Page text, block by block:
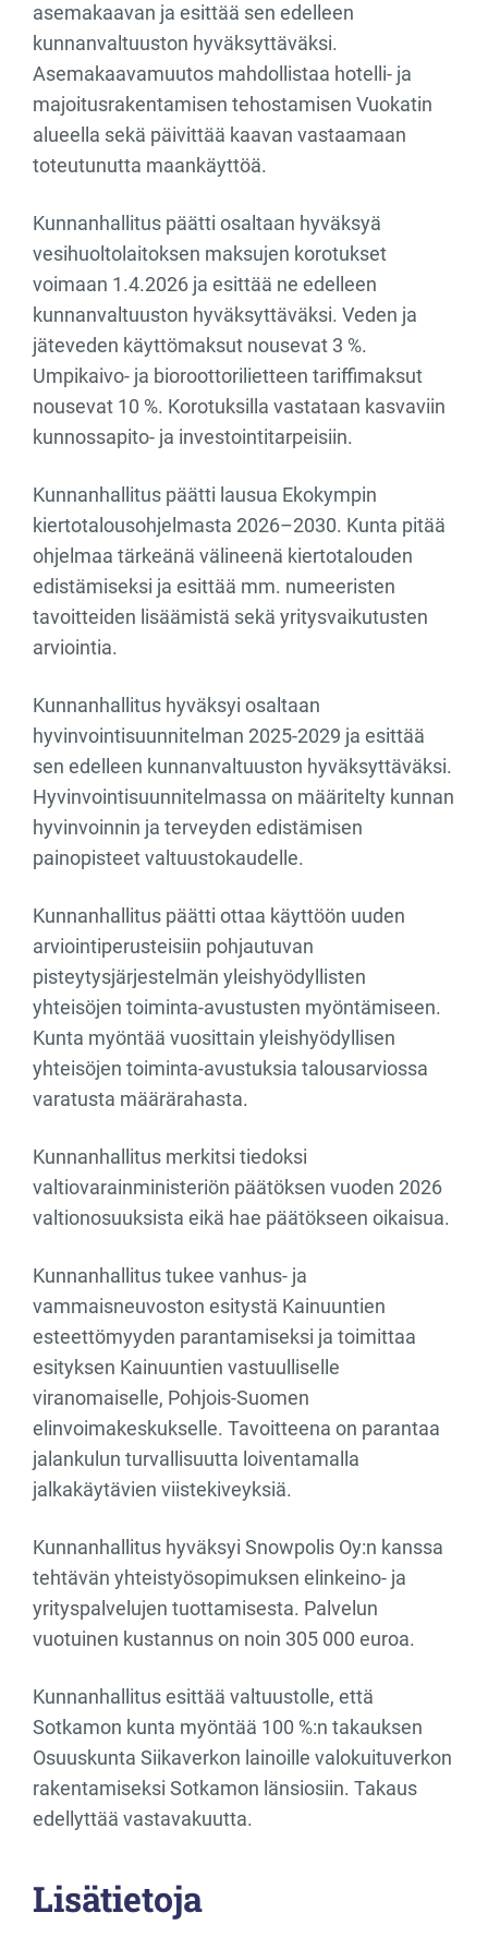
asemakaavan ja esittää sen edelleen
kunnanvaltuuston hyväksyttäväksi.
Asemakaavamuutos mahdollistaa hotelli- ja
majoitusrakentamisen tehostamisen Vuokatin
alueella sekä päivittää kaavan vastaamaan
toteutunutta maankäyttöä.
Kunnanhallitus päätti osaltaan hyväksyä
vesihuoltolaitoksen maksujen korotukset
voimaan 1.4.2026 ja esittää ne edelleen
kunnanvaltuuston hyväksyttäväksi. Veden ja
jäteveden käyttömaksut nousevat 3 %.
Umpikaivo- ja bioroottorilietteen tariffimaksut
nousevat 10 %. Korotuksilla vastataan kasvaviin
kunnossapito- ja investointitarpeisiin.
Kunnanhallitus päätti lausua Ekokympin
kiertotalousohjelmasta 2026–2030. Kunta pitää
ohjelmaa tärkeänä välineenä kiertotalouden
edistämiseksi ja esittää mm. numeeristen
tavoitteiden lisäämistä sekä yritysvaikutusten
arviointia.
Kunnanhallitus hyväksyi osaltaan
hyvinvointisuunnitelman 2025-2029 ja esittää
sen edelleen kunnanvaltuuston hyväksyttäväksi.
Hyvinvointisuunnitelmassa on määritelty kunnan
hyvinvoinnin ja terveyden edistämisen
painopisteet valtuustokaudelle.
Kunnanhallitus päätti ottaa käyttöön uuden
arviointiperusteisiin pohjautuvan
pisteytysjärjestelmän yleishyödyllisten
yhteisöjen toiminta-avustusten myöntämiseen.
Kunta myöntää vuosittain yleishyödyllisen
yhteisöjen toiminta-avustuksia talousarviossa
varatusta määrärahasta.
Kunnanhallitus merkitsi tiedoksi
valtiovarainministeriön päätöksen vuoden 2026
valtionosuuksista eikä hae päätökseen oikaisua.
Kunnanhallitus tukee vanhus- ja
vammaisneuvoston esitystä Kainuuntien
esteettömyyden parantamiseksi ja toimittaa
esityksen Kainuuntien vastuulliselle
viranomaiselle, Pohjois-Suomen
elinvoimakeskukselle. Tavoitteena on parantaa
jalankulun turvallisuutta loiventamalla
jalkakäytävien viistekiveyksiä.
Kunnanhallitus hyväksyi Snowpolis Oy:n kanssa
tehtävän yhteistyösopimuksen elinkeino- ja
yrityspalvelujen tuottamisesta. Palvelun
vuotuinen kustannus on noin 305 000 euroa.
Kunnanhallitus esittää valtuustolle, että
Sotkamon kunta myöntää 100 %:n takauksen
Osuuskunta Siikaverkon lainoille valokuituverkon
rakentamiseksi Sotkamon länsiosiin. Takaus
edellyttää vastavakuutta.
Lisätietoja